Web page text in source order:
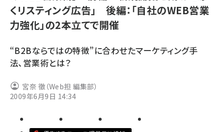
seo (3526)
ai (2807)
note (2312)
z世代 (1622)
くリスティング広告」 後編：「自社のWEB営業
力強化」の2本立てで開催
“B2Bならではの特徴”に合わせたマーケティング手
法、営業術とは？
宮奈 徹（Web担 編集部）
2009年6月9日 14:34
▼申